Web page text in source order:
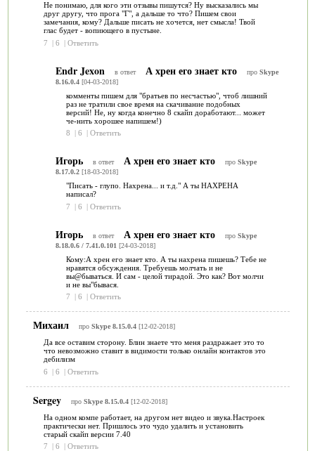
Не понимаю, для кого эти отзывы пишутся? Ну высказались мы
друг другу, что прога "Г", а дальше то что? Пишем свои
замечания, кому? Дальше писать не хочется, нет смысла! Твой
глас будет - вопиющего в пустыне.
7
| 6 | Ответить
Endr Jexon в ответ А хрен его знает кто про Skype
8.16.0.4[04-03-2018]
комменты пишем для "братьев по несчастью", чтоб лишний
раз не тратили свое время на скачивание подобных
версий! Не, ну когда конечно 8 скайп доработают... может
че-нить хорошее напишем!)
8
| 6 | Ответить
Игорь в ответ А хрен его знает кто про Skype
8.17.0.2[18-03-2018]
"Писать - глупо. Нахрена... и т.д." А ты НАХРЕНА
написал?
7
| 6 | Ответить
Игорь в ответ А хрен его знает кто про Skype
8.18.0.6 / 7.41.0.101 [24-03-2018]
Кому:А хрен его знает кто. А ты нахрена пишешь? Тебе не
нравятся обсуждения. Требуешь молчать и не
вы@бываться. И сам - целой тирадой. Это как? Вот молчи
и не вы"бывася.
7
| 6 | Ответить
Михаил про Skype 8.15.0.4[12-02-2018]
Да все оставим сторону. Блин знаете что меня раздражает это то
что невозможно ставит в видимости только онлайн контактов это
дебилизм
6
| 6 | Ответить
Sergey про Skype 8.15.0.4[12-02-2018]
На одном компе работает, на другом нет видео и звука.Настроек
практически нет. Пришлось это чудо удалить и установить
старый скайп версии 7.40
7
| 6 | Ответить